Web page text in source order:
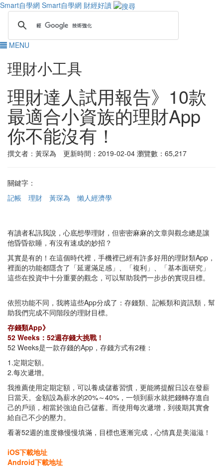
Smart自學網 Smart自學網 財經好讀
MENU
理財小工具
理財達人試用報告》10款
最適合小資族的理財App
你不能沒有！
撰文者：黃琛為 更新時間：2019-02-04 瀏覽數：65,217
關鍵字：
記帳
理財 黃琛為 懶人經濟學
有讀者私訊我說，心底想學理財，但密密麻麻的文章與觀念總是讓
他昏昏欲睡，有沒有速成的妙招？
其實是有的！在這個時代裡，手機裡已經有許多好用的理財類App，
裡面的功能都隱含了「延遲滿足感」、「複利」、「基本面研究」
這些在投資中十分重要的觀念，可以幫助我們一步步的實現目標。
依照功能不同，我將這些App分成了：存錢類、記帳類和資訊類，幫
助我們完成不同階段的理財目標。
存錢類App》
52 Weeks：52週存錢大挑戰！
52 Weeks是一款存錢的App，存錢方式有2種：
1.定期定額。
2.每次遞增。
我推薦使用定期定額，可以養成儲蓄習慣，更能將提醒日設在發薪
日當天。金額設為薪水的20%～40%，一領到薪水就把錢轉存進自
己的戶頭，相當於強迫自己儲蓄。而使用每次遞增，到後期其實會
給自己不少的壓力。
看著52週的進度條慢慢填滿，目標也逐漸完成，心情真是美滋滋！
iOS下載地址
Android下載地址